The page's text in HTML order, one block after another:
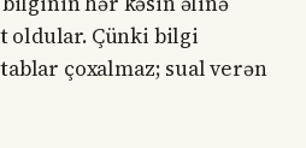
oldular. Çünki bilgi
çoxalmaz; sual verən